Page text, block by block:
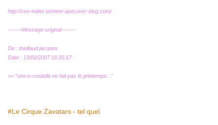
http://ces-nains-portent-quoi.over-blog.com/
-------Message original-------
De : theillaud jacques
Date : 13/02/2007 16:35:17
>> "une e-rondelle ne fait pas le printemps..."
#Le Cirque Zavatars - tel quel